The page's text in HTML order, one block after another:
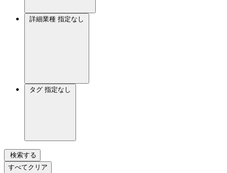
詳細業種 指定なし
タグ 指定なし
検索する
すべてクリア